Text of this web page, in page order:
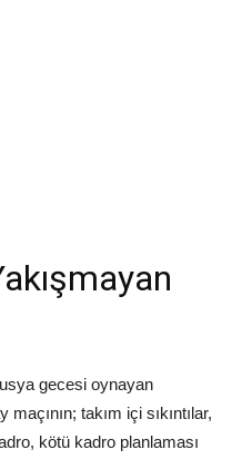
gecesi oynayan
takım içi sıkıntılar,
kötü kadro planlaması